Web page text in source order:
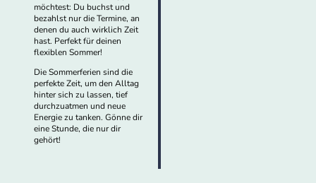
möchtest: Du buchst und
bezahlst nur die Termine, an
denen du auch wirklich Zeit
hast. Perfekt für deinen
flexiblen Sommer!
Die Sommerferien sind die
perfekte Zeit, um den Alltag
hinter sich zu lassen, tief
durchzuatmen und neue
Energie zu tanken. Gönne dir
eine Stunde, die nur dir
gehört!